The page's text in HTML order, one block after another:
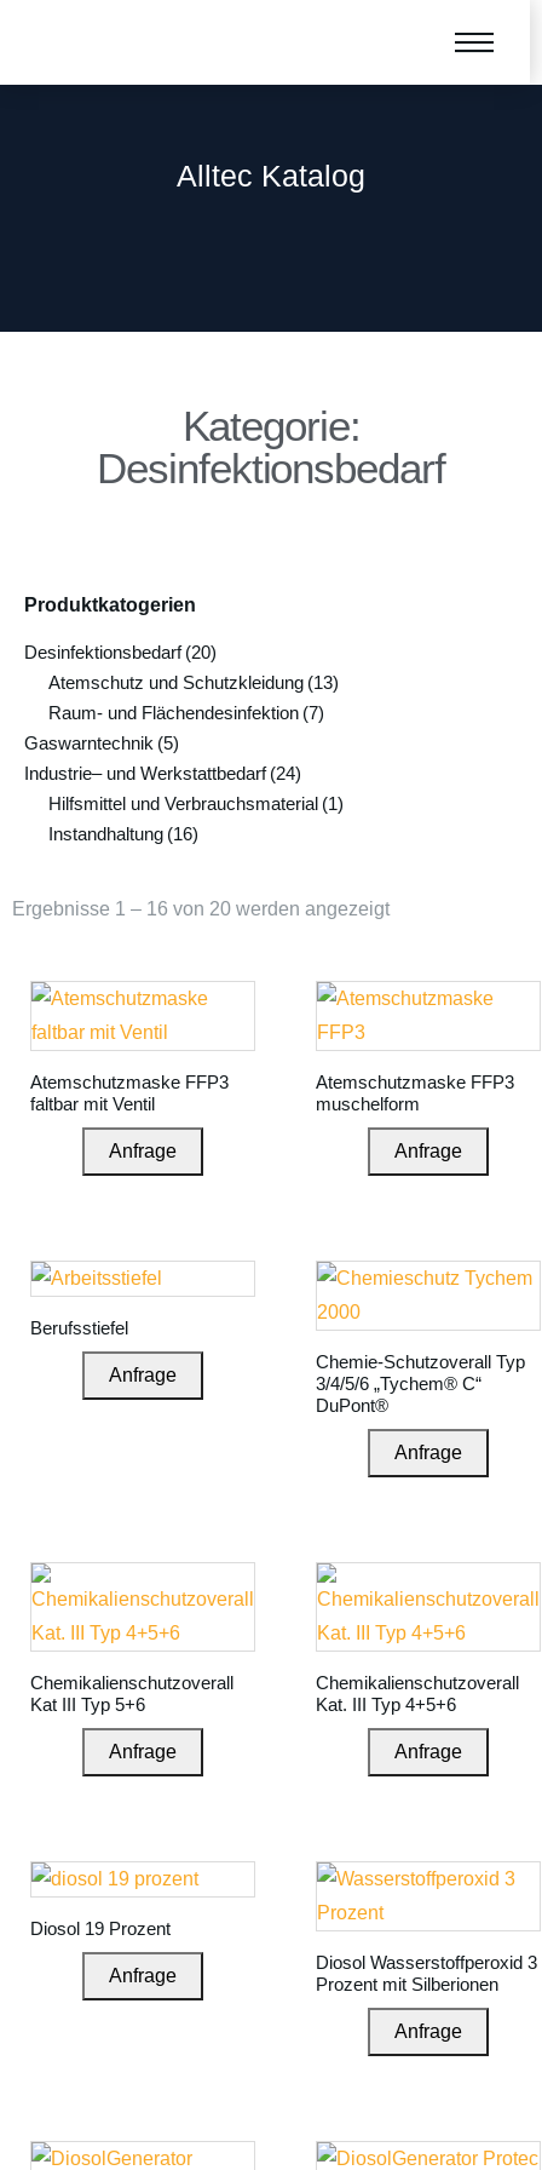
Alltec Katalog
Kategorie:
Desinfektionsbedarf
Produktkatogerien
Desinfektionsbedarf (20)
Atemschutz und Schutzkleidung (13)
Raum- und Flächendesinfektion (7)
Gaswarntechnik (5)
Industrie– und Werkstattbedarf (24)
Hilfsmittel und Verbrauchsmaterial (1)
Instandhaltung (16)
Ergebnisse 1 – 16 von 20 werden angezeigt
Atemschutzmaske FFP3
faltbar mit Ventil
Anfrage
Atemschutzmaske FFP3
muschelform
Anfrage
Berufsstiefel
Anfrage
Chemie-Schutzoverall Typ
3/4/5/6 „Tychem® C“
DuPont®
Anfrage
Chemikalienschutzoverall
Kat III Typ 5+6
Anfrage
Chemikalienschutzoverall
Kat. III Typ 4+5+6
Anfrage
Diosol 19 Prozent
Anfrage
Diosol Wasserstoffperoxid 3
Prozent mit Silberionen
Anfrage